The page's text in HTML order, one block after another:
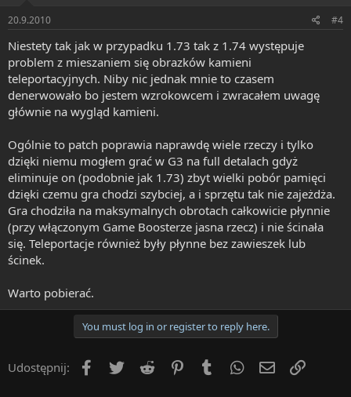
20.9.2010 #4
Niestety tak jak w przypadku 1.73 tak z 1.74 występuje
problem z mieszaniem się obrazków kamieni
teleportacyjnych. Niby nic jednak mnie to czasem
denerwowało bo jestem wzrokowcem i zwracałem uwagę
głównie na wygląd kamieni.
Ogólnie to patch poprawia naprawdę wiele rzeczy i tylko
dzięki niemu mogłem grać w G3 na full detalach gdyż
eliminuje on (podobnie jak 1.73) zbyt wielki pobór pamięci
dzięki czemu gra chodzi szybciej, a i sprzętu tak nie zajeżdża.
Gra chodziła na maksymalnych obrotach całkowicie płynnie
(przy włączonym Game Boosterze jasna rzecz) i nie ścinała
się. Teleportacje również były płynne bez zawieszek lub
ścinek.
Warto pobierać.
You must log in or register to reply here.
Udostępnij: Facebook
Twitter Reddit PinterestTumblr WhatsApp
Email